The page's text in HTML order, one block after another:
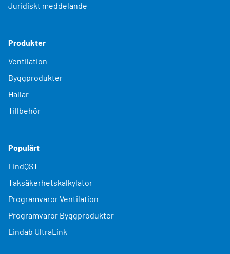
Juridiskt meddelande
Produkter
Ventilation
Byggprodukter
Hallar
Tillbehör
Populärt
LindQST
Taksäkerhetskalkylator
Programvaror Ventilation
Programvaror Byggprodukter
Lindab UltraLink